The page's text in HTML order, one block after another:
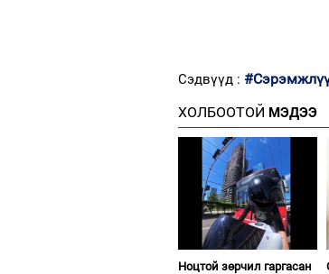
Сэдвүүд :
ХОЛБООТОЙ МЭДЭЭ
Ноцтой зөрчил гаргасан